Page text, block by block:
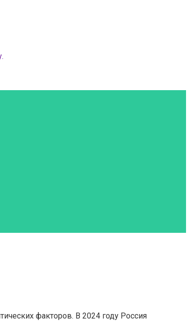
факторов. В 2024 году Россия